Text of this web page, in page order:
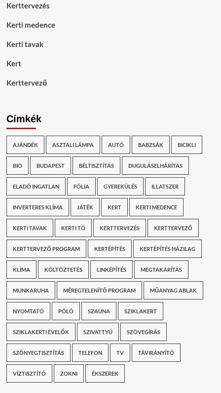
Kerttervezés
Kerti medence
Kerti tavak
Kert
Kerttervező
Címkék
AJÁNDÉK ASZTALI LÁMPA AUTÓ BABZSÁK BICIKLI
BIO BUDAPEST BÉLTISZTÍTÁS DUGULÁSELHÁRÍTÁS
ELADÓ INGATLAN FÓLIA GYEREKÜLÉS ILLATSZER
INVERTERES KLÍMA JÁTÉK KERT KERTI MEDENCE
KERTI TAVAK KERTI TÓ KERTTERVEZÉS KERTTERVEZŐ
KERTTERVEZŐ PROGRAM KERTÉPÍTÉS KERTÉPÍTÉS HÁZILAG
KLÍMA KÖLTÖZTETÉS LINKÉPÍTÉS MEGTAKARÍTÁS
MUNKARUHA MÉREGTELENÍTŐ PROGRAM MŰANYAG ABLAK
NYOMTATÓ PÓLÓ SZAUNA SZIKLAKERT
SZIKLAKERTI ÉVELŐK SZIVATTYÚ SZÖVEGÍRÁS
SZŐNYEGTISZTÍTÁS TELEFON TV TÁVIRÁNYÍTÓ
VÍZTISZTÍTÓ ZOKNI ÉKSZEREK